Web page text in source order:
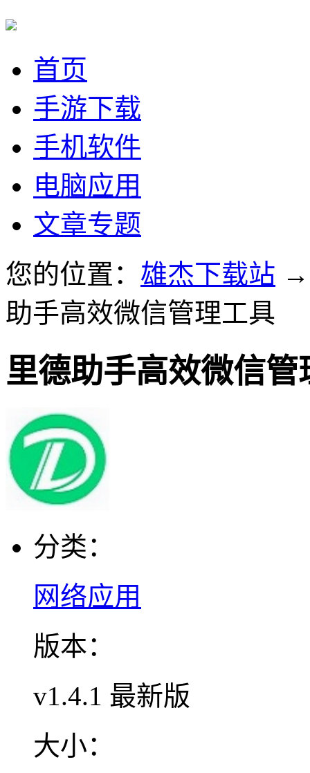
首页
手游下载
手机软件
电脑应用
文章专题
您的位置： 雄杰下载站
助手高效微信管理工具
里德助手高效微信管
分类：
网络应用
版本：
v1.4.1 最新版
大小：